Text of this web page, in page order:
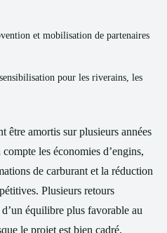
et mobilisation de partenaires
pour les riverains, les
être amortis sur plusieurs années
les économies d’engins,
de carburant et la réduction
Plusieurs retours
équilibre plus favorable au
le projet est bien cadré.